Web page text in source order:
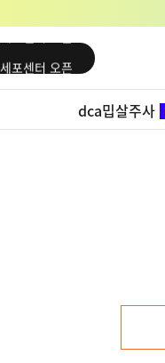
포센터 오픈
포센터 오픈
포센터 오픈
오픈
dca밉살주사